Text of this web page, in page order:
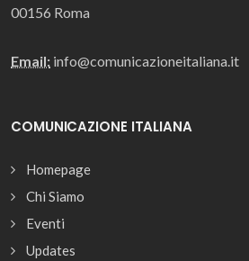
00156 Roma
Email: info@comunicazioneitaliana.it
COMUNICAZIONE ITALIANA
Homepage
Chi Siamo
Eventi
Updates